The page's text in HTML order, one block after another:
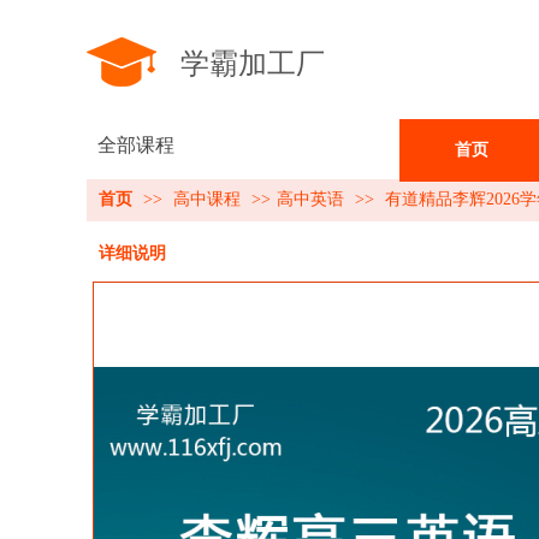
学霸加工厂
全部课程 首页
首页 >> 高中课程 >> 高中英语 >> 有道精品李辉2026
详细说明